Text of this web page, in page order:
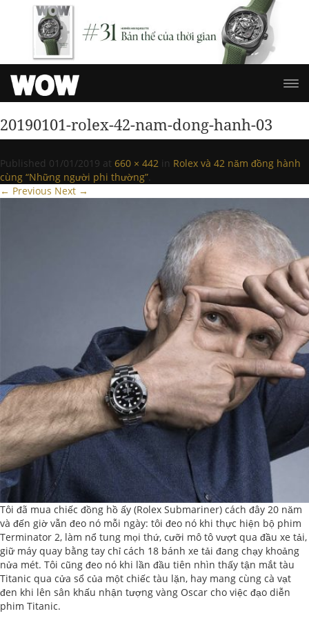
20190101-rolex-42-nam-dong-hanh-03
Published 01/01/2019 at 660 × 442 in Rolex và 42 năm đồng hành
cùng “Những người phi thường”.
← Previous Next →
Tôi đã mua chiếc đồng hồ ấy (Rolex Submariner) cách đây 20 năm
và đến giờ vẫn đeo nó mỗi ngày: tôi đeo nó khi thực hiện bộ phim
Terminator 2, làm nổ tung mọi thứ, cưỡi mô tô vượt qua đầu xe tải,
giữ máy quay bằng tay chỉ cách 18 bánh xe tải đang chạy khoảng
nửa mét. Tôi cũng đeo nó khi lần đầu tiên nhìn thấy tận mắt tàu
Titanic qua cửa sổ của một chiếc tàu lặn, hay mang cùng cà vạt
đen khi lên sân khấu nhận tượng vàng Oscar cho việc đạo diễn
phim Titanic.